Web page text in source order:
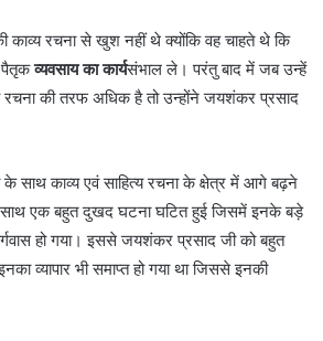
काव्य रचना से खुश नहीं थे क्योंकि वह चाहते थे कि
पैतृकव्यवसाय का कार्यसंभाल ले। परंतु बाद में जब उन्हें
रचना की तरफ अधिक है तो उन्होंने जयशंकर प्रसाद
के साथ काव्य एवं साहित्य रचना के क्षेत्र में आगे बढ़ने
एक बहुत दुखद घटना घटित हुई जिसमें इनके बड़े
हो गया। इससे जयशंकर प्रसाद जी को बहुत
व्यापार भी समाप्त हो गया था जिससे इनकी